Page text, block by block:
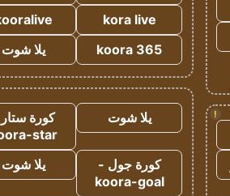
!
kora live
koora 365
يلا شوت
يلا شوت
كورة
star
كورة جول -
koora-goal
يلا شوت